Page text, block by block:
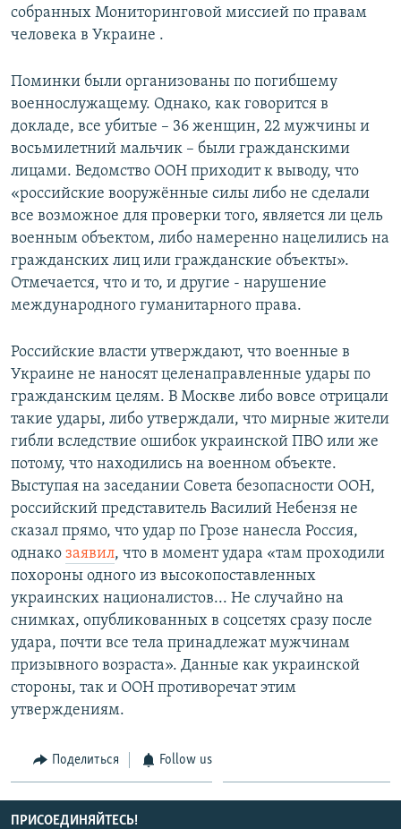
собранных Мониторинговой миссией по правам
человека в Украине .
Поминки были организованы по погибшему
военнослужащему. Однако, как говорится в
докладе, все убитые – 36 женщин, 22 мужчины и
восьмилетний мальчик – были гражданскими
лицами. Ведомство ООН приходит к выводу, что
«российские вооружённые силы либо не сделали
все возможное для проверки того, является ли цель
военным объектом, либо намеренно нацелились на
гражданских лиц или гражданские объекты».
Отмечается, что и то, и другие - нарушение
международного гуманитарного права.
Российские власти утверждают, что военные в
Украине не наносят целенаправленные удары по
гражданским целям. В Москве либо вовсе отрицали
такие удары, либо утверждали, что мирные жители
гибли вследствие ошибок украинской ПВО или же
потому, что находились на военном объекте.
Выступая на заседании Совета безопасности ООН,
российский представитель Василий Небензя не
сказал прямо, что удар по Грозе нанесла Россия,
однако заявил, что в момент удара «там проходили
похороны одного из высокопоставленных
украинских националистов... Не случайно на
снимках, опубликованных в соцсетях сразу после
удара, почти все тела принадлежат мужчинам
призывного возраста». Данные как украинской
стороны, так и ООН противоречат этим
утверждениям.
Поделиться Follow us
ПРИСОЕДИНЯЙТЕСЬ!